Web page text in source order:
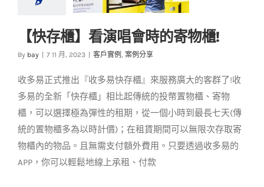
【快存櫃】看演唱會
客戶實例 案例分享
【快存櫃】看演唱會時的寄物櫃!
By bay 7 11 月, 2023 客戶實例 , 案例分享
收多易正式推出『收多易快存櫃』來服務廣大的客群了!收
多易的全新「快存櫃」相比起傳統的投幣置物櫃、寄物
櫃，可以選擇極為彈性的租期，從一個小時到最長七天(傳
統的置物櫃多為以時計價)；在租賃期間可以無限次存取寄
物櫃內的物品。且無需支付額外費用。只要透過收多易的
APP，你可以輕鬆地線上承租、付款